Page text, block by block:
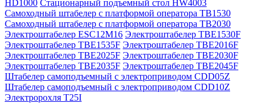
HD1000 Стационарный подъемный стол HW4003
Самоходный штабелер с платформой оператора TB1530
Самоходный штабелер с платформой оператора TB2030
Электроштабелер ESC12M16 Электроштабелер TBE1530F
Электроштабелер TBE1535F Электроштабелер TBE2016F
Электроштабелер TBE2025F Электроштабелер TBE2030F
Электроштабелер TBE2035F Электроштабелер TBE2045F
Штабелер самоподъемный с электроприводом CDD05Z
Штабелер самоподъемный с электроприводом CDD10Z
Электророхля T25I